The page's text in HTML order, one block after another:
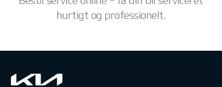
hurtigt og professionelt.